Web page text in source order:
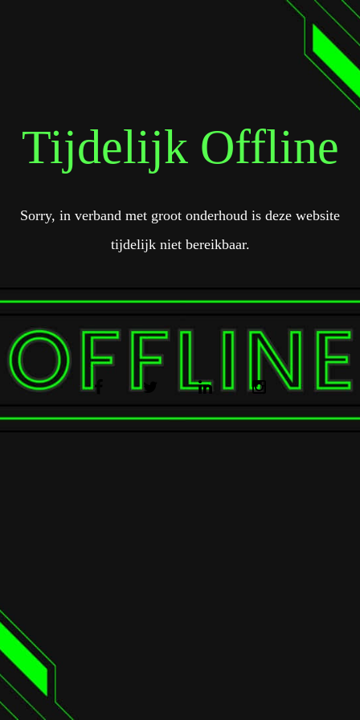
Tijdelijk Offline
Sorry, in verband met groot onderhoud is deze website
tijdelijk niet bereikbaar.